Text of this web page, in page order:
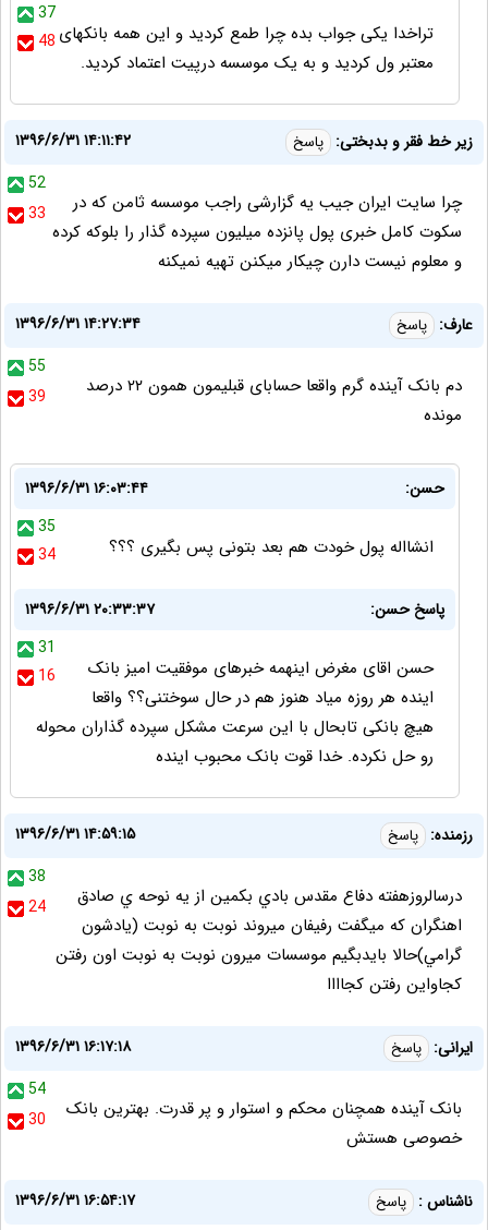
37
48 تراخدا یکی جواب بده چرا طمع کردید و این همه بانکهای
معتبر ول کردید و به یک موسسه درپیت اعتماد کردید.
زیر خط فقر و بدبختی: پاسخ
۱۳۹۶/۶/۳۱ ۱۴:۱۱:۴۲
52
33
چرا سایت ایران جیب یه گزارشی راجب موسسه ثامن که در
سکوت کامل خبری پول پانزده میلیون سپرده گذار را بلوکه کرده
و معلوم نیست دارن چیکار میکنن تهیه نمیکنه
عارف: پاسخ
۱۳۹۶/۶/۳۱ ۱۴:۲۷:۳۴
55
39
دم بانک آینده گرم واقعا حسابای قبلیمون همون ۲۲ درصد
مونده
حسن:
۱۳۹۶/۶/۳۱ ۱۶:۰۳:۴۴
35
34
انشااله پول خودت هم بعد بتونی پس بگیری ؟؟؟
پاسخ حسن:
۱۳۹۶/۶/۳۱ ۲۰:۳۳:۳۷
31
16
حسن اقای مغرض اینهمه خبرهای موفقیت امیز بانک
اینده هر روزه میاد هنوز هم در حال سوختنی؟؟ واقعا
هیچ بانکی تابحال با این سرعت مشکل سپرده گذاران محوله
رو حل نکرده. خدا قوت بانک محبوب اینده
رزمنده: پاسخ
۱۳۹۶/۶/۳۱ ۱۴:۵۹:۱۵
38
24
درسالروزهفته دفاع مقدس بادي بكمين از يه نوحه ي صادق
اهنگران كه ميگفت رفيفان ميروند نوبت به نوبت (يادشون
گرامي)حالا بايدبگيم موسسات ميرون نوبت به نوبت اون رفتن
كجاواين رفتن كجاااا
ایرانی: پاسخ
۱۳۹۶/۶/۳۱ ۱۶:۱۷:۱۸
54
30
بانک آینده همچنان محکم و استوار و پر قدرت. بهترین بانک
خصوصی هستش
ناشناس : پاسخ
۱۳۹۶/۶/۳۱ ۱۶:۵۴:۱۷